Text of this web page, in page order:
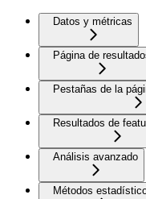
Datos y métricas
Página de
Pestañas de la
Resultados de
Análisis avanzado
Métodos